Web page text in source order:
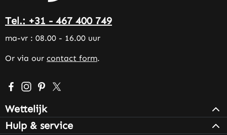
Tel.: +31 - 467 400 749
ma-vr : 08.00 - 16.00 uur
Or via our contact form.
Visit us on Facebook – opens in a new browser tab
Check us out on Instagram – opens in a new
Get inspired on Pinterest – opens in a new
Follow us on X – opens in a new browser
Wettelijk
Hulp & service